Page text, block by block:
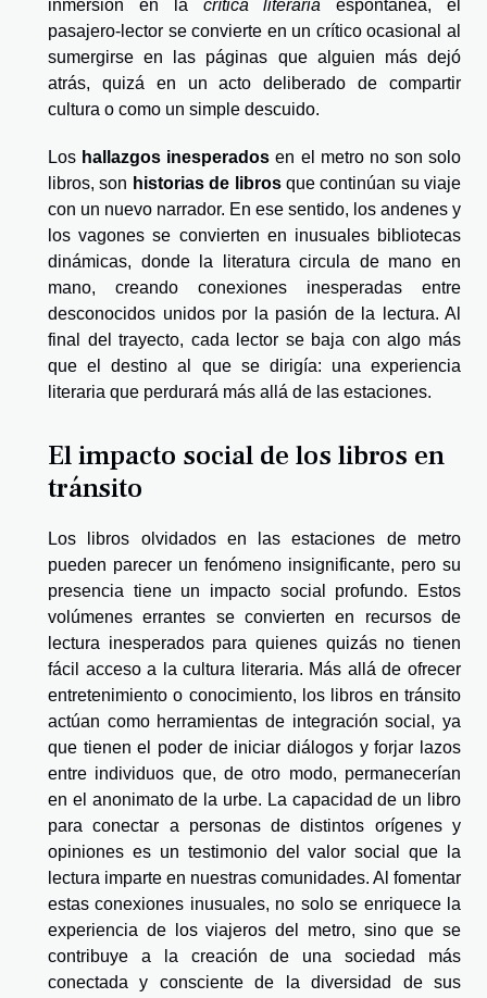
inmersión en la crítica literaria espontánea, el
pasajero-lector se convierte en un crítico ocasional al
sumergirse en las páginas que alguien más dejó
atrás, quizá en un acto deliberado de compartir
cultura o como un simple descuido.
Los hallazgos inesperados en el metro no son solo
libros, son historias de librosque continúan su viaje
con un nuevo narrador. En ese sentido, los andenes y
los vagones se convierten en inusuales bibliotecas
dinámicas, donde la literatura circula de mano en
mano, creando conexiones inesperadas entre
desconocidos unidos por la pasión de la lectura. Al
final del trayecto, cada lector se baja con algo más
que el destino al que se dirigía: una experiencia
literaria que perdurará más allá de las estaciones.
El impacto social de los libros en
tránsito
Los libros olvidados en las estaciones de metro
pueden parecer un fenómeno insignificante, pero su
presencia tiene un impacto social profundo. Estos
volúmenes errantes se convierten en recursos de
lectura inesperados para quienes quizás no tienen
fácil acceso a la cultura literaria. Más allá de ofrecer
entretenimiento o conocimiento, los libros en tránsito
actúan como herramientas de integración social, ya
que tienen el poder de iniciar diálogos y forjar lazos
entre individuos que, de otro modo, permanecerían
en el anonimato de la urbe. La capacidad de un libro
para conectar a personas de distintos orígenes y
opiniones es un testimonio del valor social que la
lectura imparte en nuestras comunidades. Al fomentar
estas conexiones inusuales, no solo se enriquece la
experiencia de los viajeros del metro, sino que se
contribuye a la creación de una sociedad más
conectada y consciente de la diversidad de sus